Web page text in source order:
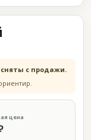
с продажи.
цена